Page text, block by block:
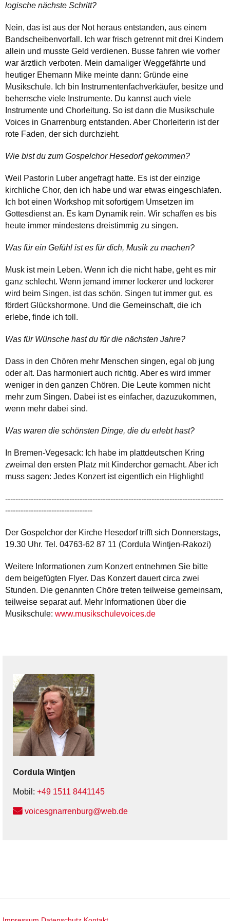
logische nächste Schritt?
Nein, das ist aus der Not heraus entstanden, aus einem
Bandscheibenvorfall. Ich war frisch getrennt mit drei Kindern
allein und musste Geld verdienen. Busse fahren wie vorher
war ärztlich verboten. Mein damaliger Weggefährte und
heutiger Ehemann Mike meinte dann: Gründe eine
Musikschule. Ich bin Instrumentenfachverkäufer, besitze und
beherrsche viele Instrumente. Du kannst auch viele
Instrumente und Chorleitung. So ist dann die Musikschule
Voices in Gnarrenburg entstanden. Aber Chorleiterin ist der
rote Faden, der sich durchzieht.
Wie bist du zum Gospelchor Hesedorf gekommen?
Weil Pastorin Luber angefragt hatte. Es ist der einzige
kirchliche Chor, den ich habe und war etwas eingeschlafen.
Ich bot einen Workshop mit sofortigem Umsetzen im
Gottesdienst an. Es kam Dynamik rein. Wir schaffen es bis
heute immer mindestens dreistimmig zu singen.
Was für ein Gefühl ist es für dich, Musik zu machen?
Musk ist mein Leben. Wenn ich die nicht habe, geht es mir
ganz schlecht. Wenn jemand immer lockerer und lockerer
wird beim Singen, ist das schön. Singen tut immer gut, es
fördert Glückshormone. Und die Gemeinschaft, die ich
erlebe, finde ich toll.
Was für Wünsche hast du für die nächsten Jahre?
Dass in den Chören mehr Menschen singen, egal ob jung
oder alt. Das harmoniert auch richtig. Aber es wird immer
weniger in den ganzen Chören. Die Leute kommen nicht
mehr zum Singen. Dabei ist es einfacher, dazuzukommen,
wenn mehr dabei sind.
Was waren die schönsten Dinge, die du erlebt hast?
In Bremen-Vegesack: Ich habe im plattdeutschen Kring
zweimal den ersten Platz mit Kinderchor gemacht. Aber ich
muss sagen: Jedes Konzert ist eigentlich ein Highlight!
-------------------------------------------------------------------------------------
----------------------------------
Der Gospelchor der Kirche Hesedorf trifft sich Donnerstags,
19.30 Uhr. Tel. 04763-62 87 11 (Cordula Wintjen-Rakozi)
Weitere Informationen zum Konzert entnehmen Sie bitte
dem beigefügten Flyer. Das Konzert dauert circa zwei
Stunden. Die genannten Chöre treten teilweise gemeinsam,
teilweise separat auf. Mehr Informationen über die
Musikschule: www.musikschulevoices.de
Cordula Wintjen
Mobil: +49 1511 8441145
voicesgnarrenburg@web.de